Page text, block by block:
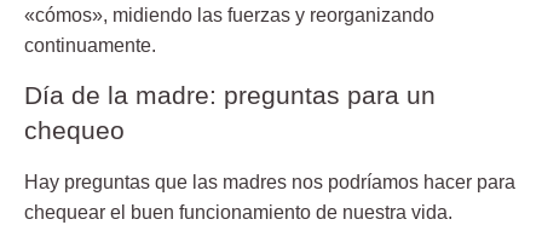
«cómos», midiendo las fuerzas y reorganizando
continuamente.
Día de la madre: preguntas para un
chequeo
Hay preguntas que las madres nos podríamos hacer para
chequear el buen funcionamiento de nuestra vida.